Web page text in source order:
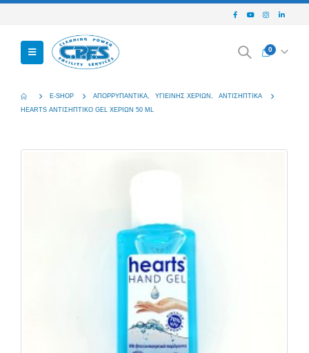
0
E-SHOP ΑΠΟΡΡΥΠΑΝΤΙΚΆ ΥΓΙΕΙΝΉΣ ΧΕΡΙΏΝ
ΑΝΤΙΣΗΠΤΙΚΆ
HEARTS ΑΝΤΙΣΗΠΤΙΚΌ GEL ΧΕΡΙΏΝ 50 ML